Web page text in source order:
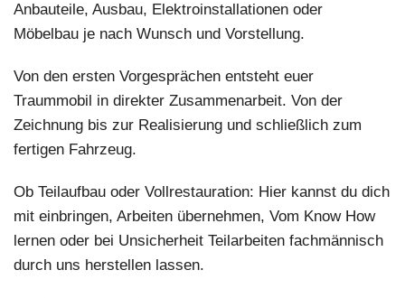
Anbauteile, Ausbau, Elektroinstallationen oder
Möbelbau je nach Wunsch und Vorstellung.
Von den ersten Vorgesprächen entsteht euer
Traummobil in direkter Zusammenarbeit. Von der
Zeichnung bis zur Realisierung und schließlich zum
fertigen Fahrzeug.
Ob Teilaufbau oder Vollrestauration: Hier kannst du dich
mit einbringen, Arbeiten übernehmen, Vom Know How
lernen oder bei Unsicherheit Teilarbeiten fachmännisch
durch uns herstellen lassen.